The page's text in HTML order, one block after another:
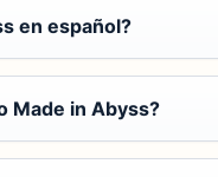
en español?
Made in Abyss?